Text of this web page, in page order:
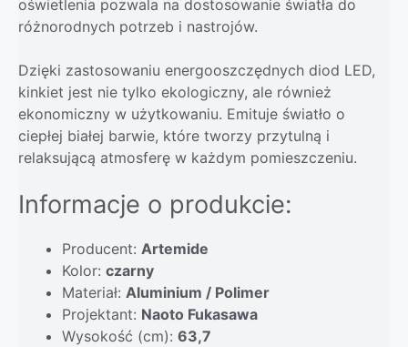
oświetlenia pozwala na dostosowanie światła do
różnorodnych potrzeb i nastrojów.
Dzięki zastosowaniu energooszczędnych diod LED,
kinkiet jest nie tylko ekologiczny, ale również
ekonomiczny w użytkowaniu. Emituje światło o
ciepłej białej barwie, które tworzy przytulną i
relaksującą atmosferę w każdym pomieszczeniu.
Informacje o produkcie:
Producent: Artemide
Kolor: czarny
Materiał: Aluminium / Polimer
Projektant: Naoto Fukasawa
Wysokość (cm): 63,7